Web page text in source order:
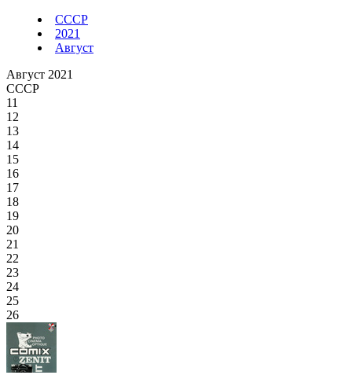
СССР
2021
Август
Август 2021
СССР
11
12
13
14
15
16
17
18
19
20
21
22
23
24
25
26